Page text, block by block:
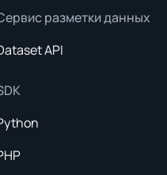
разметки данных
API